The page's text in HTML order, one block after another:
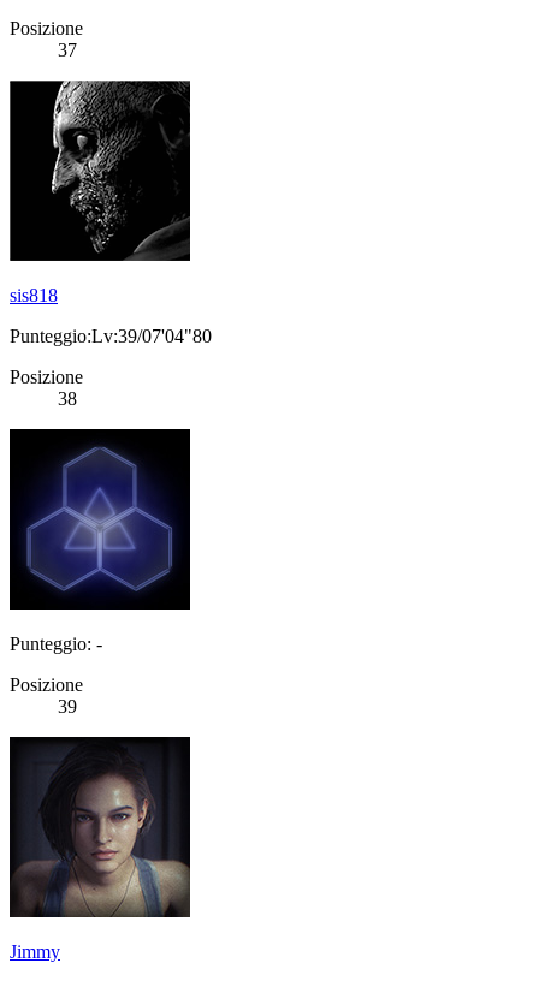
Posizione
37
sis818
Punteggio:Lv:39/07'04"80
Posizione
38
Punteggio: -
Posizione
39
Jimmy